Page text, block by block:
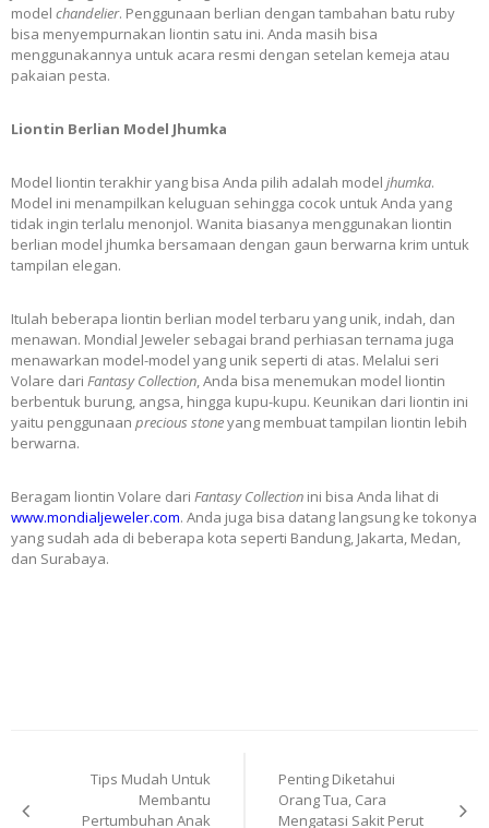
model chandelier. Penggunaan berlian dengan tambahan batu ruby
bisa menyempurnakan liontin satu ini. Anda masih bisa
menggunakannya untuk acara resmi dengan setelan kemeja atau
pakaian pesta.
Liontin Berlian Model Jhumka
Model liontin terakhir yang bisa Anda pilih adalah model jhumka.
Model ini menampilkan keluguan sehingga cocok untuk Anda yang
tidak ingin terlalu menonjol. Wanita biasanya menggunakan liontin
berlian model jhumka bersamaan dengan gaun berwarna krim untuk
tampilan elegan.
Itulah beberapa liontin berlian model terbaru yang unik, indah, dan
menawan. Mondial Jeweler sebagai brand perhiasan ternama juga
menawarkan model-model yang unik seperti di atas. Melalui seri
Volare dari Fantasy Collection , Anda bisa menemukan model liontin
berbentuk burung, angsa, hingga kupu-kupu. Keunikan dari liontin ini
yaitu penggunaan precious stoneyang membuat tampilan liontin lebih
berwarna.
Beragam liontin Volare dari Fantasy Collection ini bisa Anda lihat di
www.mondialjeweler.com. Anda juga bisa datang langsung ke tokonya
yang sudah ada di beberapa kota seperti Bandung, Jakarta, Medan,
dan Surabaya.
navigation
Tips Mudah Untuk
Membantu
Pertumbuhan Anak
Penting Diketahui
Orang Tua, Cara
Mengatasi Sakit Perut